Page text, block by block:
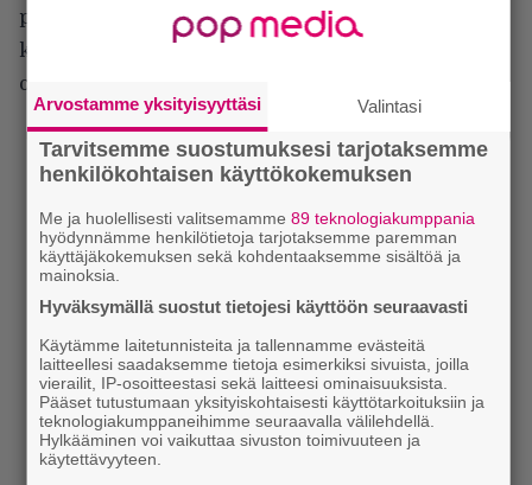
pitkä. Kuten niin monen Hollywood-elokuvan
kohdalla on todettu, myös tässä enempi saksiminen
olisi tehnyt hyvää.
Arvostamme yksityisyyttäsi Valintasi
Tarvitsemme suostumuksesi tarjotaksemme
henkilökohtaisen käyttökokemuksen
Me ja huolellisesti valitsemamme 89 teknologiakumppania
hyödynnämme henkilötietoja tarjotaksemme paremman
käyttäjäkokemuksen sekä kohdentaaksemme sisältöä ja
mainoksia.
Hyväksymällä suostut tietojesi käyttöön seuraavasti
Käytämme laitetunnisteita ja tallennamme evästeitä
laitteellesi saadaksemme tietoja esimerkiksi sivuista, joilla
vierailit, IP-osoitteestasi sekä laitteesi ominaisuuksista.
Pääset tutustumaan yksityiskohtaisesti käyttötarkoituksiin ja
teknologiakumppaneihimme seuraavalla välilehdellä.
Hylkääminen voi vaikuttaa sivuston toimivuuteen ja
käytettävyyteen.